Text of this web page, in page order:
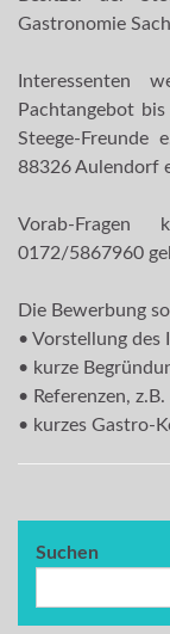
Gastronomie
Interessenten
Pachtangebot
Steege-Freunde
88326 Aulendorf
Vorab-Fragen
0172/5867960
Die Bewerbung
• Vorstellung des
• kurze
• Referenzen,
• kurzes Gastro-
Suchen